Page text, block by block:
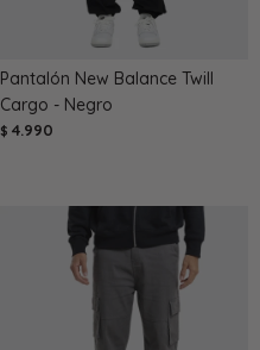
Pantalón New Balance Twill
Cargo - Negro
$ 4.990